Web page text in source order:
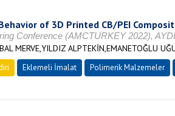
of 3D Printed CB/PEI
Conference (AMCTURKEY 2022),
MERVE,YILDIZ ALPTEKİN,EMANETOĞLU
Eklemeli İmalat Polimerik Malzemeler